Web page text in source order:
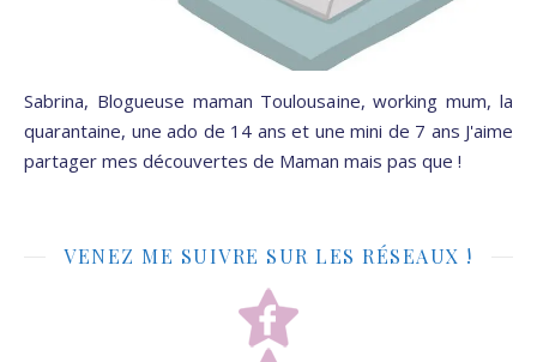
Sabrina, Blogueuse maman Toulousaine, working mum, la
quarantaine, une ado de 14 ans et une mini de 7 ans J'aime
partager mes découvertes de Maman mais pas que !
VENEZ ME SUIVRE SUR LES RÉSEAUX !